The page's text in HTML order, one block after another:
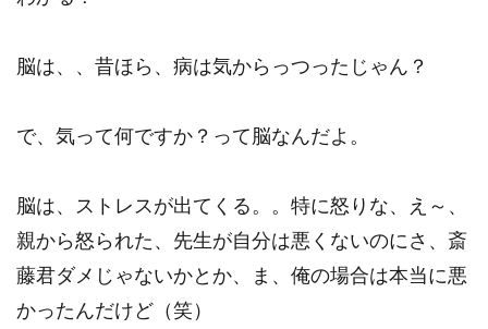
脳は、、昔ほら、病は気からっつったじゃん？
で、気って何ですか？って脳なんだよ。
脳は、ストレスが出てくる。。特に怒りな、え～、
親から怒られた、先生が自分は悪くないのにさ、斎
藤君ダメじゃないかとか、ま、俺の場合は本当に悪
かったんだけど（笑）